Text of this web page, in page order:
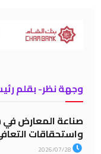
وجهة نظر- بقلم
صناعة المعارض
واستحقاقات